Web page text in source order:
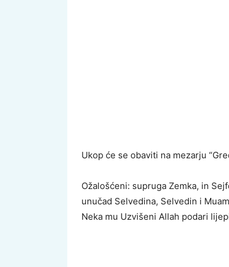
Ukop će se obaviti na mezarju
Ožalošćeni: supruga Zemka, in
unučad Selvedina, Selvedin i
Neka mu Uzvišeni Allah podari